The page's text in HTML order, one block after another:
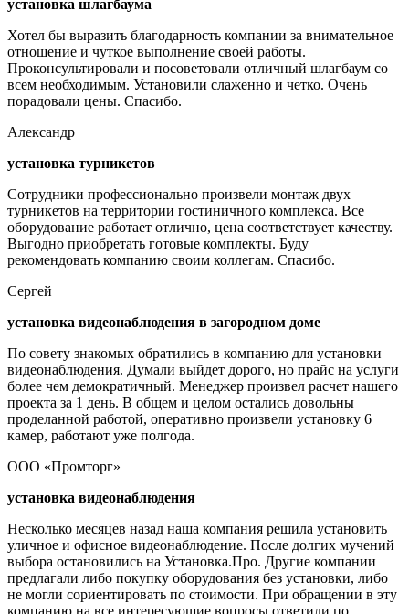
установка шлагбаума
Хотел бы выразить благодарность компании за внимательное
отношение и чуткое выполнение своей работы.
Проконсультировали и посоветовали отличный шлагбаум со
всем необходимым. Установили слаженно и четко. Очень
порадовали цены. Спасибо.
Александр
установка турникетов
Сотрудники профессионально произвели монтаж двух
турникетов на территории гостиничного комплекса. Все
оборудование работает отлично, цена соответствует качеству.
Выгодно приобретать готовые комплекты. Буду
рекомендовать компанию своим коллегам. Спасибо.
Сергей
установка видеонаблюдения в загородном доме
По совету знакомых обратились в компанию для установки
видеонаблюдения. Думали выйдет дорого, но прайс на услуги
более чем демократичный. Менеджер произвел расчет нашего
проекта за 1 день. В общем и целом остались довольны
проделанной работой, оперативно произвели установку 6
камер, работают уже полгода.
ООО «Промторг»
установка видеонаблюдения
Несколько месяцев назад наша компания решила установить
уличное и офисное видеонаблюдение. После долгих мучений
выбора остановились на Установка.Про. Другие компании
предлагали либо покупку оборудования без установки, либо
не могли сориентировать по стоимости. При обращении в эту
компанию на все интересующие вопросы ответили по